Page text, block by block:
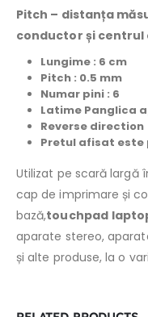
Pitch – distanța
conductor și
Lungime : 6 cm
Pitch : 0.5 mm
Numar pini : 6
Latime Panglica
Reverse direction
Pretul afisat este
Utilizat pe scară largă
cap de imprimare și
bază,touchpad
aparate stereo,
și alte produse, la o